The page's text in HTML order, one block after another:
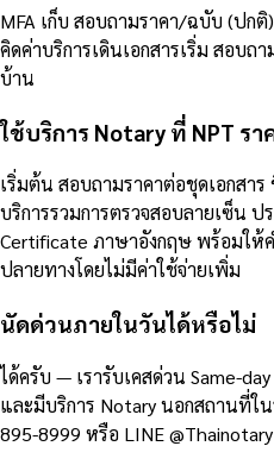
MFA เก็บ สอบถามราคา/ฉบับ (ปก
คิดค่าบริการเดินเอกสารเริ่ม สอบถ
บ้าน
ใช้บริการ Notary ที่ NPT รา
เริ่มต้น สอบถามราคาต่อชุดเอกสา
บริการรวมการตรวจสอบลายเซ็น
Certificate ภาษาอังกฤษ พร้อมให้
ปลายทางโดยไม่มีค่าใช้จ่ายเพิ่ม
นัดด่วนภายในวันได้หรือไม่
ได้ครับ — เรารับเคสด่วน Same-
และมีบริการ Notary นอกสถานที่
895-8999 หรือ LINE